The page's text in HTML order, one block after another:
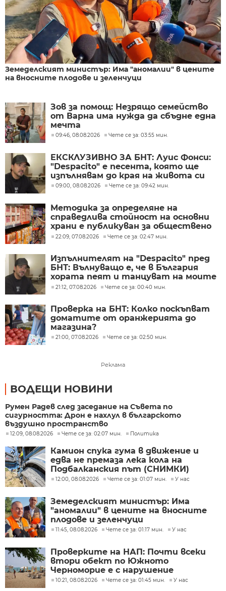
Земеделският министър: Има "аномалии" в цените
на вносните плодове и зеленчуци
Зов за помощ: Незрящо семейство
от Варна има нужда да сбъдне една
мечта
09:46, 08.08.2026 Чете се за: 03:55 мин.
ЕКСКЛУЗИВНО ЗА БНТ: Луис Фонси:
"Despacito" е песента, която ще
изпълнявам до края на живота си
09:00, 08.08.2026 Чете се за: 09:42 мин.
Методика за определяне на
справедлива стойност на основни
храни е публикуван за обществено
обсъждане
22:09, 07.08.2026 Чете се за: 02:47 мин.
Изпълнителят на "Despacito" пред
БНТ: Вълнуващо е, че в България
хората пеят и танцуват на моите
песни
21:12, 07.08.2026 Чете се за: 00:40 мин.
Проверка на БНТ: Колко поскъпват
доматите от оранжерията до
магазина?
21:00, 07.08.2026 Чете се за: 02:50 мин.
Реклама
ВОДЕЩИ НОВИНИ
Румен Радев след заседание на Съвета по
сигурността: Дрон е нахлул в българското
въздушно пространство
12:09, 08.08.2026 Чете се за: 02:07 мин. Политика
Камион спука гума в движение и
едва не премаза лека кола на
Подбалканския път (СНИМКИ)
12:00, 08.08.2026 Чете се за: 01:07 мин. У нас
Земеделският министър: Има
"аномалии" в цените на вносните
плодове и зеленчуци
11:45, 08.08.2026 Чете се за: 01:17 мин. У нас
Проверките на НАП: Почти всеки
втори обект по Южното
Черноморие е с нарушение
10:21, 08.08.2026 Чете се за: 01:45 мин. У нас